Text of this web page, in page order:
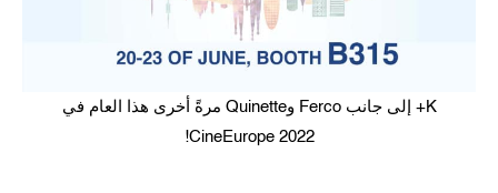
K+ إلى جانب Ferco وQuinette مرةً أخرى هذا العام في
CineEurope 2022!